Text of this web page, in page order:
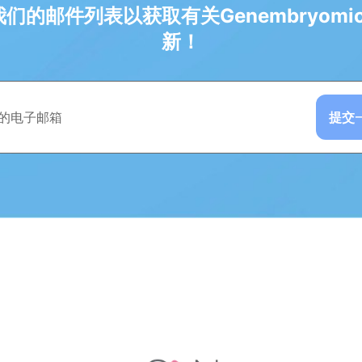
们的邮件列表以获取有关
新！
提交